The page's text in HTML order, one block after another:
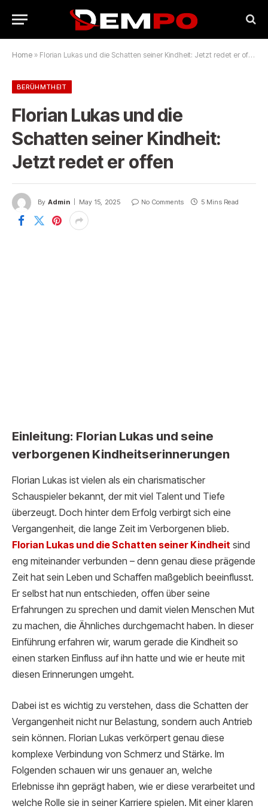
Home » Florian Lukas und die Schatten seiner Kindheit: Jetzt redet er offen
BERÜHMTHEIT
Florian Lukas und die
Schatten seiner Kindheit:
Jetzt redet er offen
By Admin May 15, 2025 No Comments 5 Mins Read
Einleitung: Florian Lukas und seine
verborgenen Kindheitserinnerungen
Florian Lukas ist vielen als ein charismatischer
Schauspieler bekannt, der mit viel Talent und Tiefe
überzeugt. Doch hinter dem Erfolg verbirgt sich eine
Vergangenheit, die lange Zeit im Verborgenen blieb.
Florian Lukas und die Schatten seiner Kindheit sind
eng miteinander verbunden – denn genau diese prägende
Zeit hat sein Leben und Schaffen maßgeblich beeinflusst.
Er selbst hat nun entschieden, offen über seine
Erfahrungen zu sprechen und damit vielen Menschen Mut
zu machen, die Ähnliches durchgemacht haben. In dieser
Einführung erfahren wir, warum gerade die Kindheit so
einen starken Einfluss auf ihn hatte und wie er heute mit
diesen Erinnerungen umgeht.
Dabei ist es wichtig zu verstehen, dass die Schatten der
Vergangenheit nicht nur Belastung, sondern auch Antrieb
sein können. Florian Lukas verkörpert genau diese
komplexe Verbindung von Schmerz und Stärke. Im
Folgenden schauen wir uns genauer an, welche
Erlebnisse ihn geprägt haben, wie er diese verarbeitet und
welche Rolle sie in seiner Karriere spielen. Mit einer klaren